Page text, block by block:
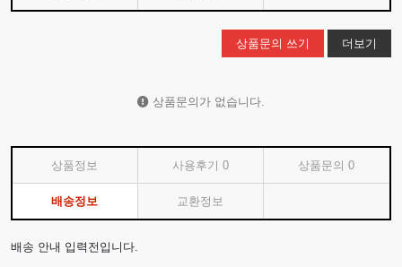
상품문의 쓰기 더보기
상품문의가 없습니다.
상품정보 사용후기 0 상품문의0
배송정보 교환정보
배송 안내 입력전입니다.